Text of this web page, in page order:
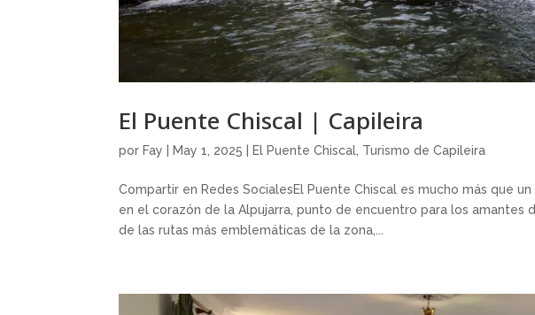
El Puente Chiscal | Capileira
por Fay May 1, 2025 El Puente Chiscal Turismo de Capileira
Compartir en Redes SocialesEl Puente Chiscal es mucho más que
en el corazón de la Alpujarra, punto de encuentro para los amantes
de las rutas más emblemáticas de la zona,...